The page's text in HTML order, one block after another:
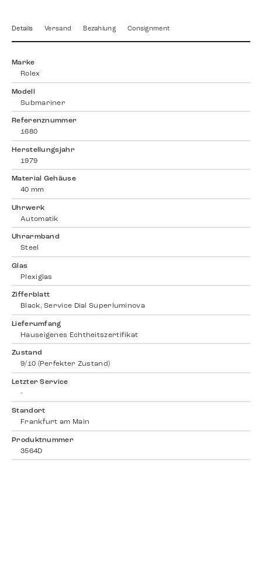
Details Versand Bezahlung Consignment
Marke
Rolex
Modell
Submariner
Referenznummer
1680
Herstellungsjahr
1979
Material Gehäuse
40 mm
Uhrwerk
Automatik
Uhrarmband
Steel
Glas
Plexiglas
Zifferblatt
Black, Service Dial Superluminova
Lieferumfang
Hauseigenes Echtheitszertifikat
Zustand
9/10 (Perfekter Zustand)
Letzter Service
-
Standort
Frankfurt am Main
Produktnummer
3564D